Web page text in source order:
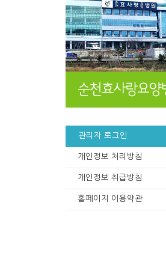
관리자 로그인
개인정보 처리방침
개인정보 취급방침
홈페이지 이용약관